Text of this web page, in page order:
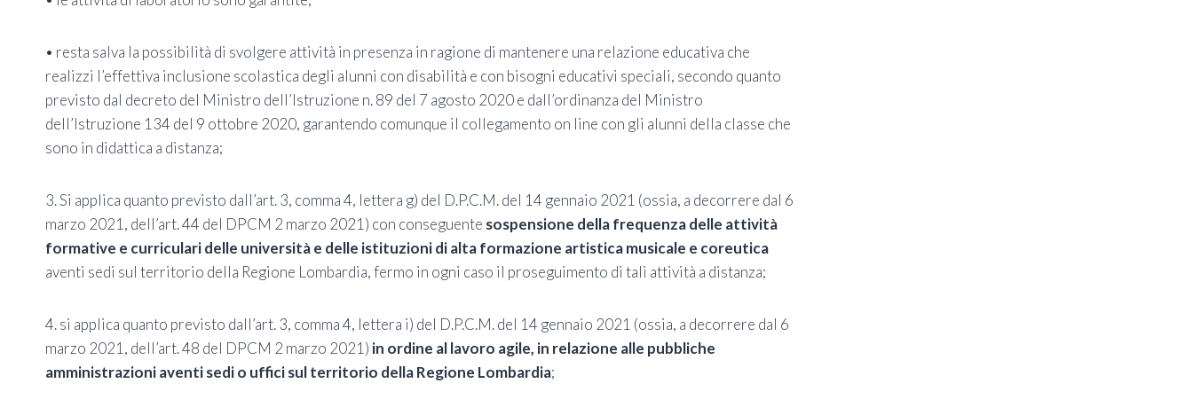
• resta salva la possibilità di svolgere attività in presenza in ragione di mantenere una relazione educativa che
realizzi l’effettiva inclusione scolastica degli alunni con disabilità e con bisogni educativi speciali, secondo quanto
previsto dal decreto del Ministro dell’Istruzione n. 89 del 7 agosto 2020 e dall’ordinanza del Ministro
dell’Istruzione 134 del 9 ottobre 2020, garantendo comunque il collegamento on line con gli alunni della classe che
sono in didattica a distanza;
3. Si applica quanto previsto dall’art. 3, comma 4, lettera g) del D.P.C.M. del 14 gennaio 2021 (ossia, a decorrere dal 6
marzo 2021, dell’art. 44 del DPCM 2 marzo 2021) con conseguente sospensione della frequenza delle attività
formative e curriculari delle università e delle istituzioni di alta formazione artistica musicale e coreutica
aventi sedi sul territorio della Regione Lombardia, fermo in ogni caso il proseguimento di tali attività a distanza;
4. si applica quanto previsto dall’art. 3, comma 4, lettera i) del D.P.C.M. del 14 gennaio 2021 (ossia, a decorrere dal 6
marzo 2021, dell’art. 48 del DPCM 2 marzo 2021) in ordine al lavoro agile, in relazione alle pubbliche
amministrazioni aventi sedi o uffici sul territorio della Regione Lombardia;